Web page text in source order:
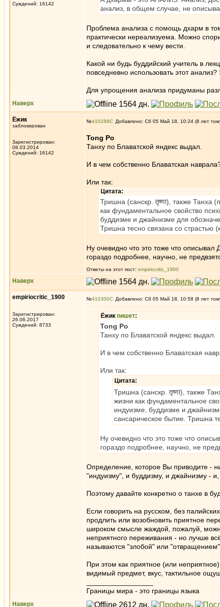
Суждений: 16142
анализ, в общем случае, не
Проблема анализа с помощь дхарм в
практически нереализуема. Можно
и следовательно к чему вести.
Какой ни будь буддийский учитель в
повседневно использовать этот
Для упрощения анализа придуманы
Наверх
Ёжик
заблокирован
Зарегистрирован:
08.03.2014
Суждений: 16142
№410289 Добавлено: Сб 05 Май 18, 10:24 (8 лет
Tong Po
Танху по Блаватской яндекс выдал.
И в чем собственно Блаватская
Или так:
Цитата:
Тришна (санскр. तृष्णा), также Танха
как фундаментальное свойство
буддизме и джайнизме для
Тришна тесно связана со страстью
Ну очевидно что это тоже что
гораздо подробнее, научно, не
Ответы на этот пост: empiriocritic_1900
Наверх
empiriocritic_1900
Зарегистрирован:
26.06.2017
Суждений: 8733
№410300 Добавлено: Сб 05 Май 18, 10:58 (8 лет
Ёжик пишет:
Tong Po
Танху по Блаватской яндекс выдал.
И в чем собственно Блаватская
Или так:
Цитата:
Тришна (санскр. तृष्णा), также
жизни как фундаментальное
индуизме, буддизме и
сансарическое бытие. Тришна
Ну очевидно что это тоже что
гораздо подробнее, научно, не
Определение, которое Вы приводите -
"индуизму", и буддизму, и джайнизму -
Поэтому давайте конкретно о танхе в
Если говорить на русском, без
продлить или возобновить приятное
широком смысле жаждой, пожалуй,
неприятного переживания - но лучше
называются "злобой" или
При этом как приятное (или
видимый предмет, вкус, тактильное
Границы мира - это границы языка
Наверх